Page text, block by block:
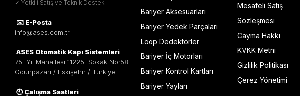
✓ Yetkili Satış ve Teknik Destek
✉️ E-Posta
info@ases.com.tr
ASES Otomatik Kapı Sistemleri
75. Yıl Mahallesi 11225. Sokak No:58
Odunpazarı / Eskişehir / Türkiye
🕘 Çalışma Saatleri
Bariyer Aksesuarları
Bariyer Yedek Parçaları
Loop Dedektörler
Bariyer İç Motorları
Bariyer Kontrol Kartları
Bariyer Yayları
Mesafeli Satış
Sözleşmesi
Cayma Hakkı
KVKK Metni
Gizlilik Politikası
Çerez Yönetimi